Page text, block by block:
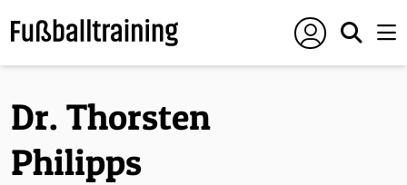
Dr. Thorsten
Philipps